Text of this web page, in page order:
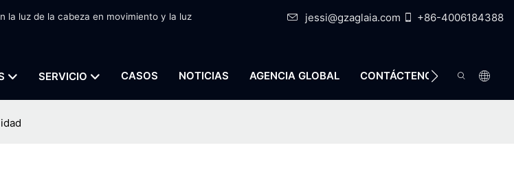
la luz de la cabeza en movimiento y la luz
jessi@gzaglaia.com +86-4006184388
SERVICIO CASOS NOTICIAS AGENCIA GLOBAL CONTÁCTENOS